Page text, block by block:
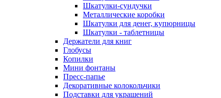
Шкатулки-сундучки
Металлические коробки
Шкатулки для денег, купюрницы
Шкатулки - таблетницы
Держатели для книг
Глобусы
Копилки
Мини фонтаны
Пресс-папье
Декоративные колокольчики
Подставки для украшений